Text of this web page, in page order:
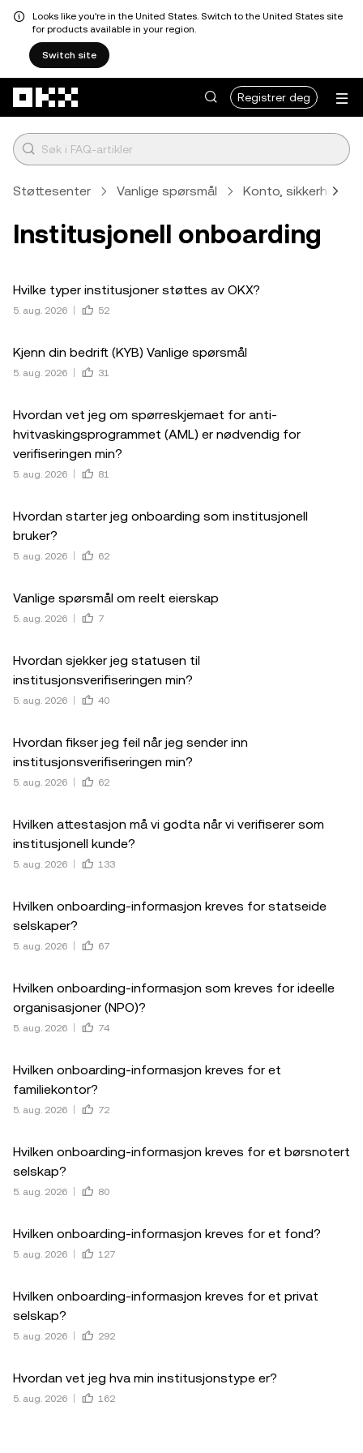
Looks like you're in the United States. Switch to the United States site
for products available in your region.
Switch site
Registrer deg
Støttesenter Vanlige spørsmål Konto, sikkerhet og
Institusjonell onboarding
Hvilke typer institusjoner støttes av OKX?
5. aug. 2026 52
Kjenn din bedrift (KYB) Vanlige spørsmål
5. aug. 2026 31
Hvordan vet jeg om spørreskjemaet for anti-
hvitvaskingsprogrammet (AML) er nødvendig for
verifiseringen min?
5. aug. 2026 81
Hvordan starter jeg onboarding som institusjonell
bruker?
5. aug. 2026 62
Vanlige spørsmål om reelt eierskap
5. aug. 2026 7
Hvordan sjekker jeg statusen til
institusjonsverifiseringen min?
5. aug. 2026 40
Hvordan fikser jeg feil når jeg sender inn
institusjonsverifiseringen min?
5. aug. 2026 62
Hvilken attestasjon må vi godta når vi verifiserer som
institusjonell kunde?
5. aug. 2026 133
Hvilken onboarding-informasjon kreves for statseide
selskaper?
5. aug. 2026 67
Hvilken onboarding-informasjon som kreves for ideelle
organisasjoner (NPO)?
5. aug. 2026 74
Hvilken onboarding-informasjon kreves for et
familiekontor?
5. aug. 2026 72
Hvilken onboarding-informasjon kreves for et børsnotert
selskap?
5. aug. 2026 80
Hvilken onboarding-informasjon kreves for et fond?
5. aug. 2026 127
Hvilken onboarding-informasjon kreves for et privat
selskap?
5. aug. 2026 292
Hvordan vet jeg hva min institusjonstype er?
5. aug. 2026 162